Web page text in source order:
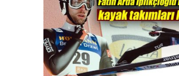
Kenan GÜLERCİ